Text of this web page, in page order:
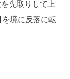
先取りして上
境に反落に転